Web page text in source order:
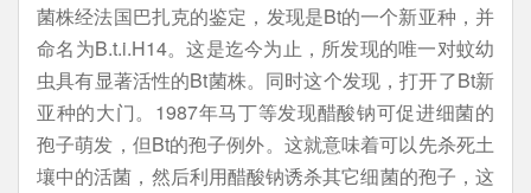
菌株经法国巴扎克的鉴定，发现是Bt的一个新亚种，并
命名为B.t.i.H14。这是迄今为止，所发现的唯一对蚊幼
虫具有显著活性的Bt菌株。同时这个发现，打开了Bt新
亚种的大门。1987年马丁等发现醋酸钠可促进细菌的
孢子萌发，但Bt的孢子例外。这就意味着可以先杀死土
壤中的活菌，然后利用醋酸钠诱杀其它细菌的孢子，这